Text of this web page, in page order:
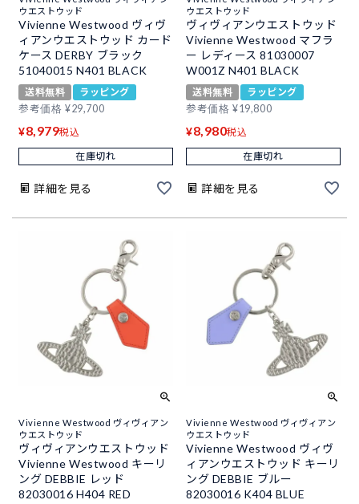
ウエストウッド
Vivienne Westwood ヴィヴ
ィアンウエストウッド カード
ケース DERBY ブラック
51040015 N401 BLACK
送料無料
ラッピング
参考価格 ¥29,700
¥8,979税込
在庫切れ
詳細を見る
ウエストウッド
ヴィヴィアンウエストウッド
Vivienne Westwood マフラ
ー レディース 81030007
W001Z N401 BLACK
送料無料
ラッピング
参考価格 ¥19,800
¥8,980税込
在庫切れ
詳細を見る
Vivienne Westwood ヴィヴィアン
ウエストウッド
ヴィヴィアンウエストウッド
Vivienne Westwood キーリ
ング DEBBIE レッド
82030016 H404 RED
Vivienne Westwood ヴィヴィアン
ウエストウッド
Vivienne Westwood ヴィヴ
ィアンウエストウッド キーリ
ング DEBBIE ブルー
82030016 K404 BLUE